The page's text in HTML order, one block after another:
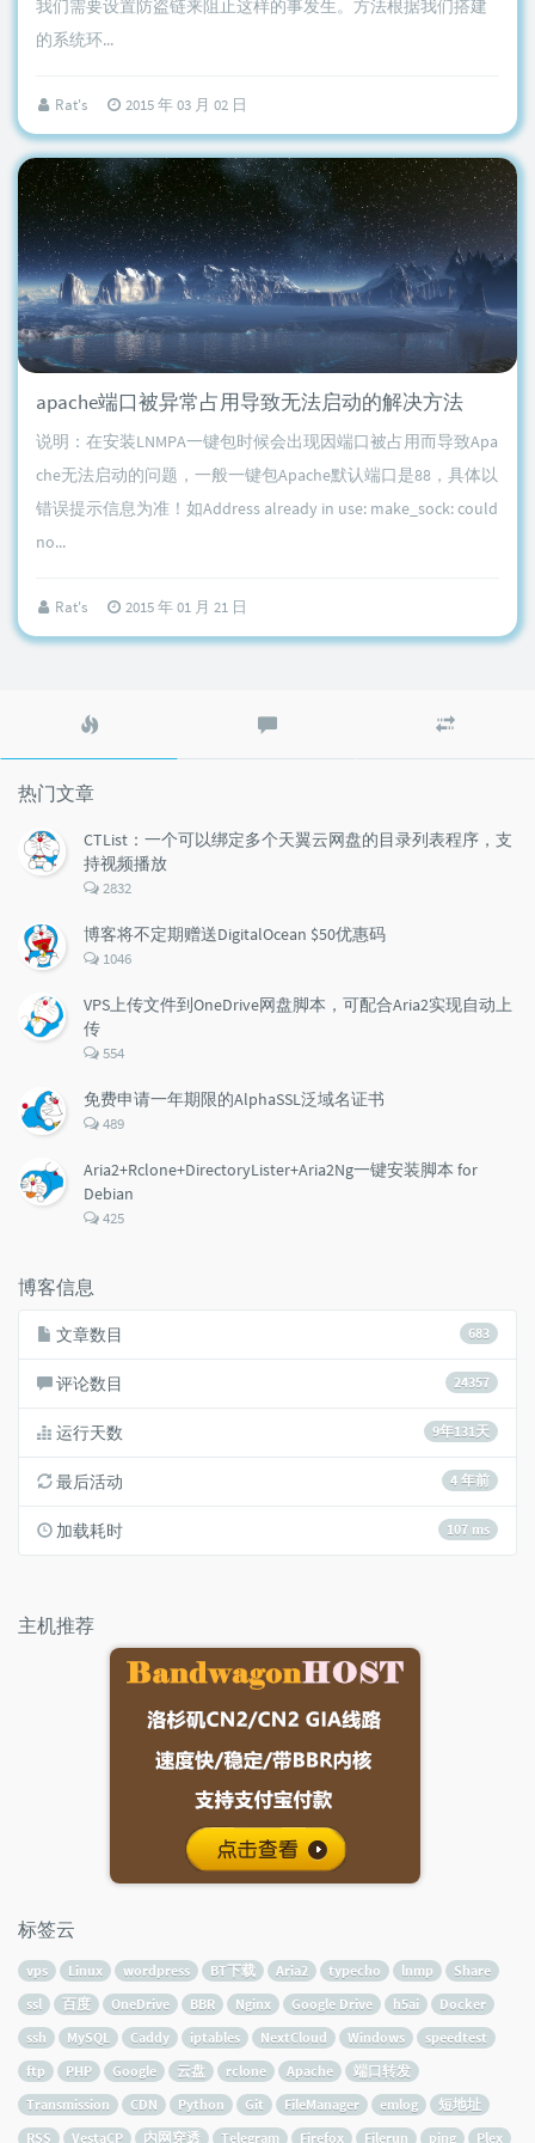
我们需要设置防盗链来阻止这样的事发生。方法根据我们搭建
的系统环...
Rat's 2015 年 03 月 02 日
apache端口被异常占用导致无法启动的解决方法
说明：在安装LNMPA一键包时候会出现因端口被占用而导致Apa
che无法启动的问题，一般一键包Apache默认端口是88，具体以
错误提示信息为准！如Address already in use: make_sock: could
no...
Rat's 2015 年 01 月 21 日
文
评
文
热门文章
CTList：一个可以绑定多个天翼云网盘的目录列表程序，支
持视频播放
评
数：
2832
博客将不定期赠送DigitalOcean $50优惠码
评
数：
1046
VPS上传文件到OneDrive网盘脚本，可配合Aria2实现自动上
传
评
数：
554
免费申请一年期限的AlphaSSL泛域名证书
评
数：
489
Aria2+Rclone+DirectoryLister+Aria2Ng一键安装脚本 for
Debian
评
425
博客信息
683
文章数目
24357
评论数目
9年131天
运行天数
4 年前
最后活动
107 ms
加载耗时
主机推荐
标签云
vps Linux wordpress BT下载 Aria2 typecho lnmp
Share
ssl
百度 OneDrive BBR Nginx Google Drive h5ai
Docker
ssh
MySQL Caddy iptables NextCloud Windows
speedtest
ftp
PHP Google 云盘 rclone Apache
端口转发
Transmission
CDN Python Git FileManager emlog
短地址
RSS
VestaCP 内网穿透 Telegram Firefox Filerun ping Plex